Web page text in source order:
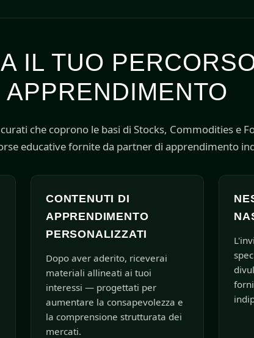
IL TUO
APPRENDIMENTO
che coprono le basi di Stocks, Commodities e
educative fornite da partner di apprendimento
CONTENUTI DI
APPRENDIMENTO
PERSONALIZZATI
Dopo aver aderito, riceverai
materiali allineati ai tuoi
interessi — progettati per
aumentare la consapevolezza e
la comprensione strutturata dei
mercati.